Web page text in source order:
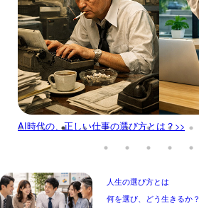
AI時代の、正しい仕事の選び方とは？>>
人生の選び方とは
何を選び、どう生きるか？